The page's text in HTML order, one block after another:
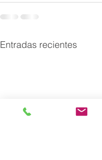
Entradas recientes